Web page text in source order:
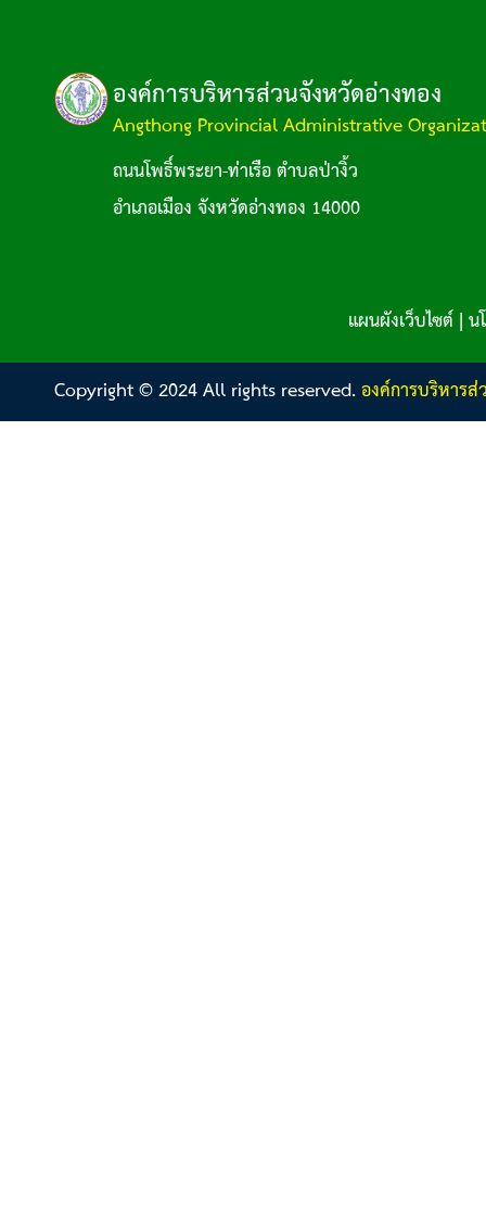
องค์การบริหารส่วนจังหวัดอ่างทอง
Angthong Provincial Administrative
ถนนโพธิ์พระยา-ท่าเรือ ตำบลป่างิ้ว
อำเภอเมือง จังหวัดอ่างทอง 14000
แผนผังเว็บไซต์|น
Copyright © 2024 All rights reserved.องค์การบริหาร